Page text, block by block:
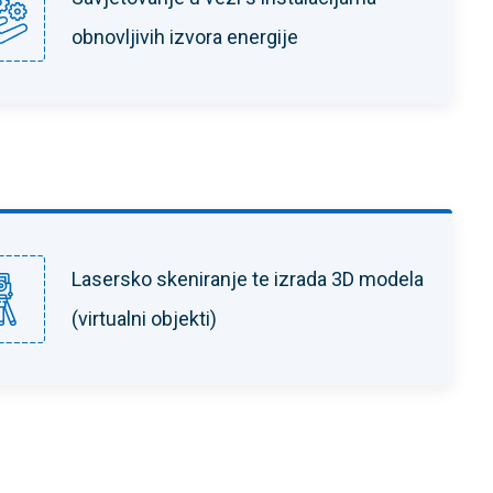
obnovljivih izvora energije
︎Lasersko skeniranje te izrada 3D modela
(virtualni objekti)